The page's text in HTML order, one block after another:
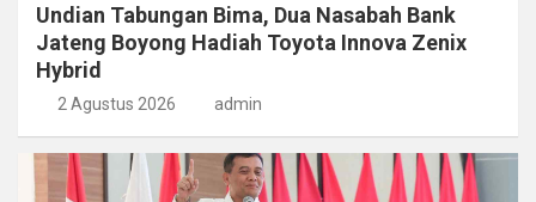
Undian Tabungan Bima, Dua Nasabah Bank
Jateng Boyong Hadiah Toyota Innova Zenix
Hybrid
2 Agustus 2026 admin